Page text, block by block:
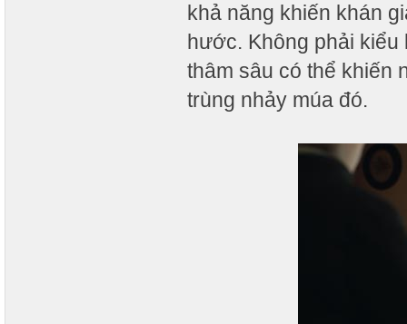
khả năng khiến khán
hước. Không phải kiểu
thâm sâu có thể khiến
trùng nhảy múa đó.